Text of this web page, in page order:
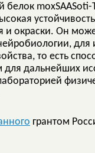
и окраски. Он
то есть
для дальнейших
грантом